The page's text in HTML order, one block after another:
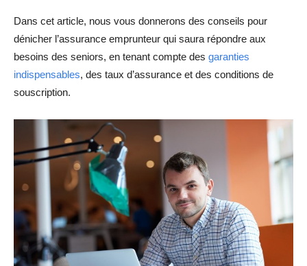
Dans cet article, nous vous donnerons des conseils pour
dénicher l’assurance emprunteur qui saura répondre aux
besoins des seniors, en tenant compte des garanties
indispensables, des taux d’assurance et des conditions de
souscription.